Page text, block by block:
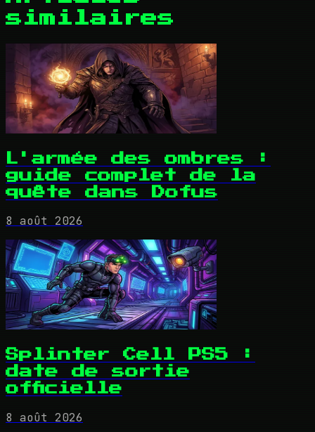
similaires
L'armée des ombres :
guide complet de la
quête dans Dofus
8 août 2026
Splinter Cell PS5 :
date de sortie
officielle
8 août 2026